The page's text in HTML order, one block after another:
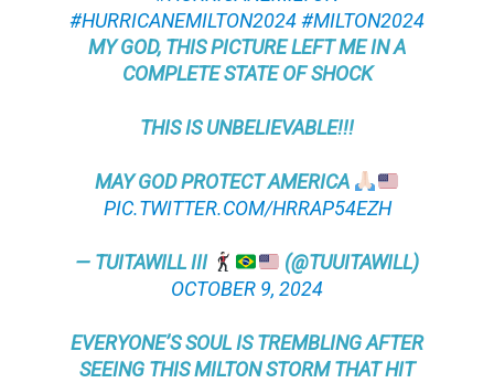
#HURRICANEMILTON2024#MILTON2024
MY GOD, THIS PICTURE LEFT ME IN A
COMPLETE STATE OF SHOCK
THIS IS UNBELIEVABLE!!!
MAY GOD PROTECT AMERICA
PIC.TWITTER.COM/HRRAP54EZH
— TUITAWILL III
(@TUUITAWILL)
OCTOBER 9, 2024
EVERYONE’S SOUL IS TREMBLING AFTER
SEEING THIS MILTON STORM THAT HIT